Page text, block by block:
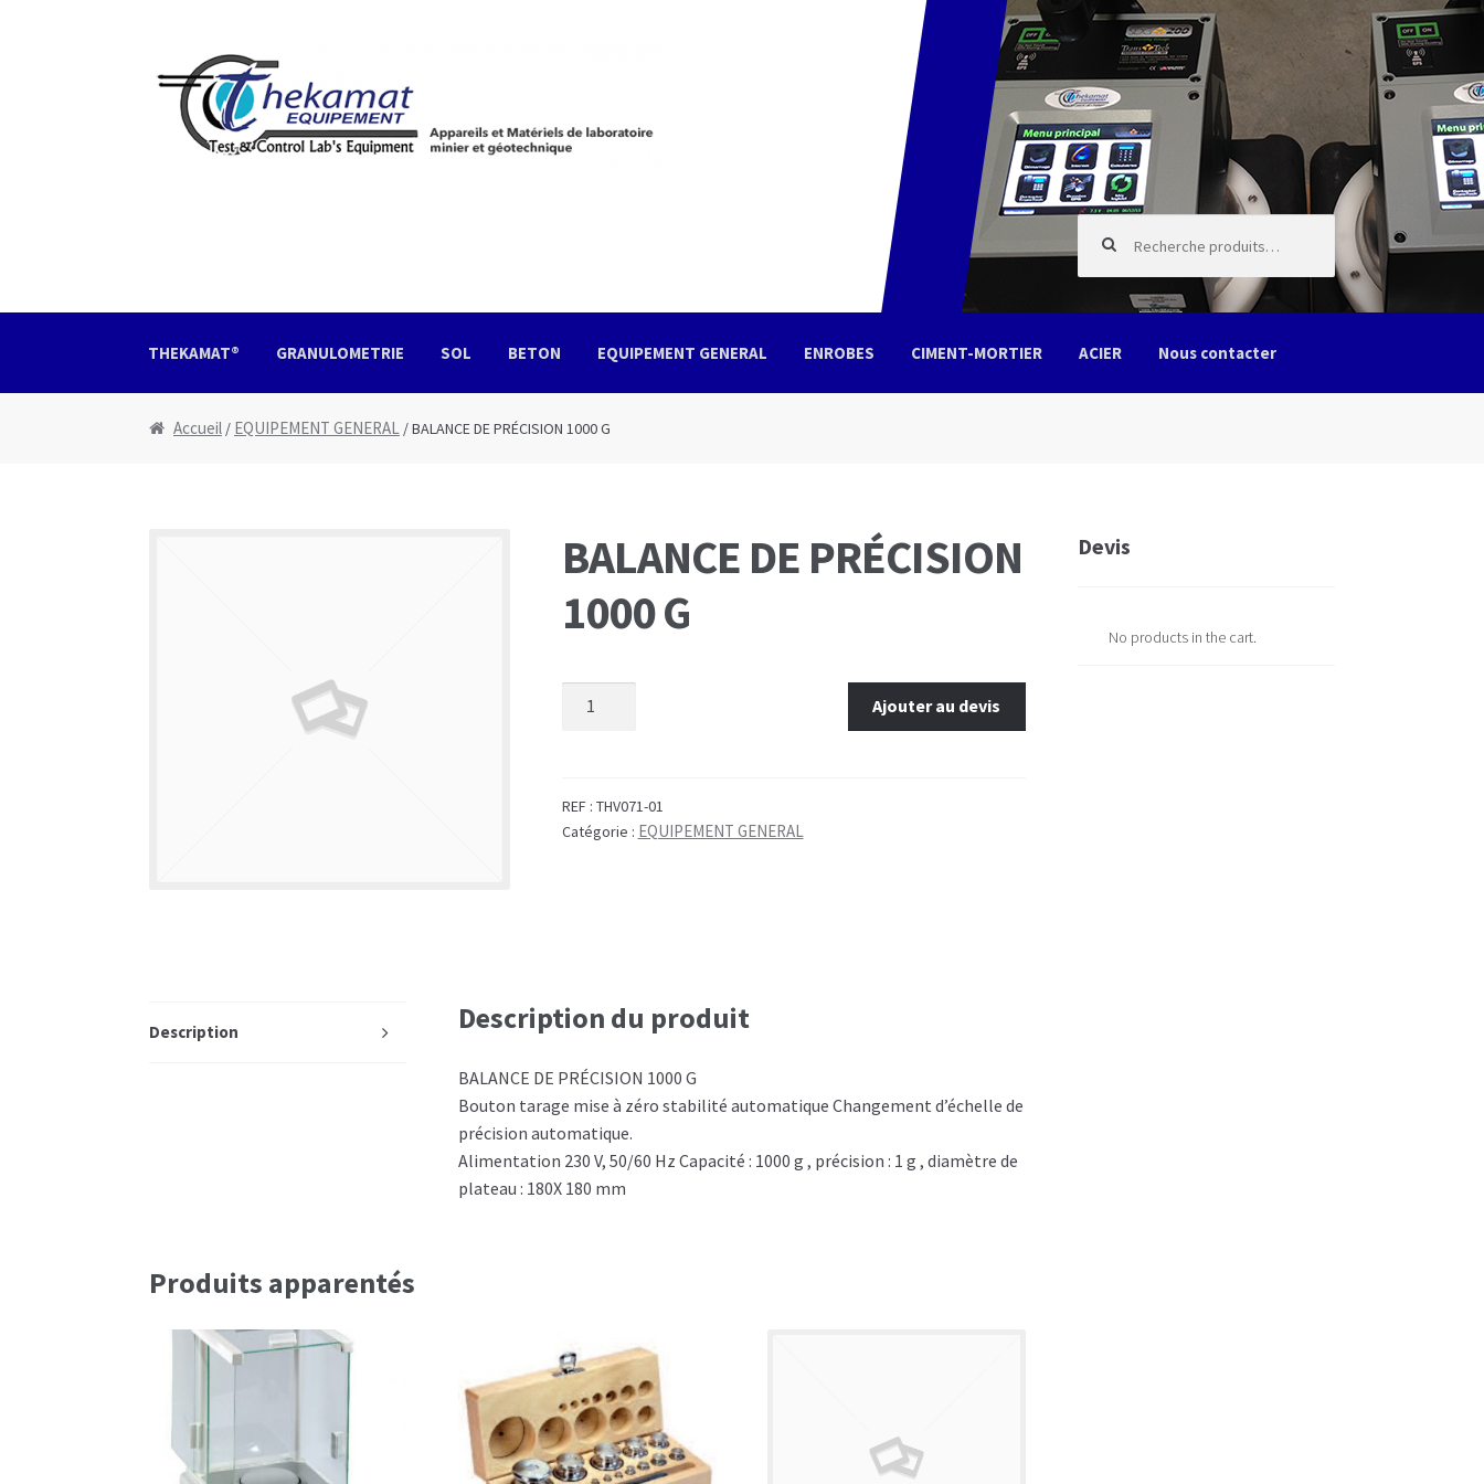
Aller à la navigation
Aller au contenu
THEKAMAT® GRANULOMETRIE SOL BETON EQUIPEMENT GENERAL ENROBES CIMENT-MORTIER ACIER Nous contacter
AccueilBoutiqueDevis Mon CompteNous contacterVotre demande de devis
Accueil/ EQUIPEMENT GENERAL / BALANCE DE PRÉCISION 1000 G
BALANCE DE PRÉCISION
1000 G
Ajouter au devis
REF : THV071-01
Catégorie : EQUIPEMENT GENERAL
Description Description du produit
BALANCE DE PRÉCISION 1000 G
Bouton tarage mise à zéro stabilité automatique Changement d’échelle de
précision automatique.
Alimentation 230 V, 50/60 Hz Capacité : 1000 g , précision : 1 g , diamètre de
plateau : 180X 180 mm
Produits apparentés
Devis
No products in the cart.